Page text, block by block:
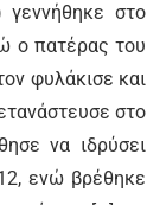
γεννήθηκε στο
ο πατέρας του
φυλάκισε και
στο
να ιδρύσει
ενώ βρέθηκε